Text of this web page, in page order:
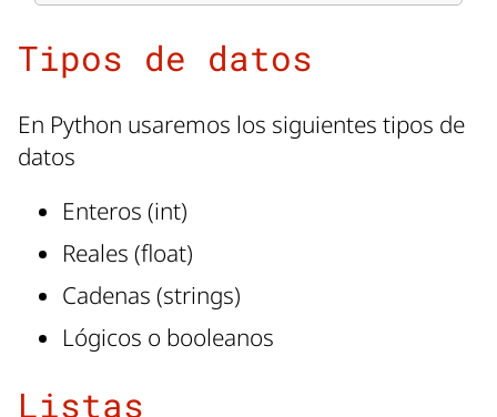
Tipos de datos
En Python usaremos los siguientes tipos de
datos
Enteros (int)
Reales (float)
Cadenas (strings)
Lógicos o booleanos
Listas